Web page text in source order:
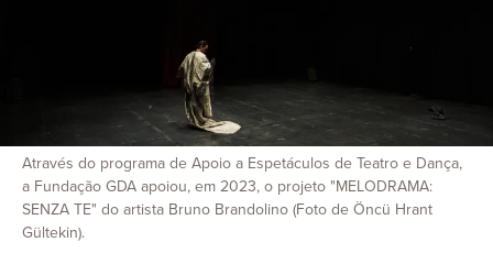
Através do programa de Apoio a Espetáculos de Teatro e Dança,
a Fundação GDA apoiou, em 2023, o projeto "MELODRAMA:
SENZA TE" do artista Bruno Brandolino (Foto de Öncü Hrant
Gültekin).